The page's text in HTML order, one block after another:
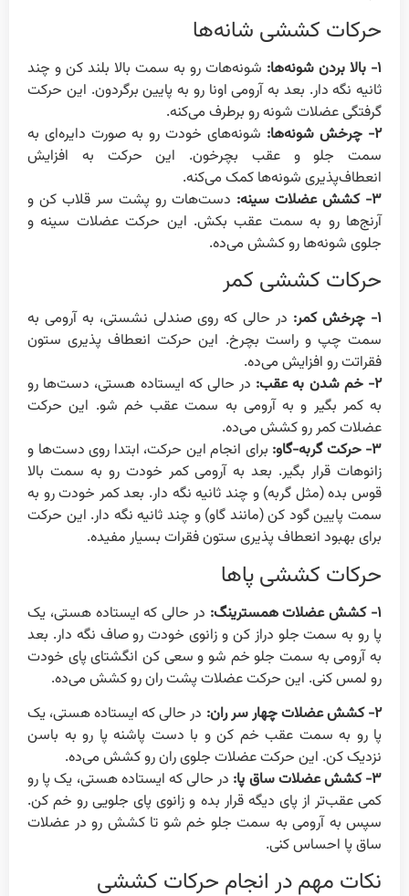
حرکات کششی شانه‌ها
۱- بالا بردن شونه‌ها: شونه‌هات رو به سمت بالا بلند کن و چند
ثانیه نگه دار. بعد به آرومی اونا رو به پایین برگردون. این حرکت
گرفتگی عضلات شونه رو برطرف می‌کنه.
۲- چرخش شونه‌ها: شونه‌های خودت رو به صورت دایره‌ای به
سمت جلو و عقب بچرخون. این حرکت به افزایش
انعطاف‌پذیری شونه‌ها کمک می‌کنه.
۳- کشش عضلات سینه:
دست‌هات رو پشت سر قلاب کن و
آرنج‌ها رو به سمت عقب بکش. این حرکت عضلات سینه و
جلوی شونه‌ها رو کشش می‌ده.
حرکات کششی کمر
۱- چرخش کمر: در حالی که روی صندلی نشستی، به آرومی به
سمت چپ و راست بچرخ. این حرکت انعطاف پذیری ستون
فقراتت رو افزایش می‌ده.
۲- خم شدن به عقب: در حالی که ایستاده هستی، دست‌ها رو
به کمر بگیر و به آرومی به سمت عقب خم شو. این حرکت
عضلات کمر رو کشش می‌ده.
۳- حرکت گربه-گاو: برای انجام این حرکت، ابتدا روی دست‌ها و
زانوهات قرار بگیر. بعد به آرومی کمر خودت رو به سمت بالا
قوس بده (مثل گربه) و چند ثانیه نگه دار. بعد کمر خودت رو به
سمت پایین گود کن (مانند گاو) و چند ثانیه نگه دار. این حرکت
برای بهبود انعطاف پذیری ستون فقرات بسیار مفیده.
حرکات کششی پاها
۱- کشش عضلات همسترینگ: در حالی که ایستاده هستی، یک
پا رو به سمت جلو دراز کن و زانوی خودت رو صاف نگه دار. بعد
به آرومی به سمت جلو خم شو و سعی کن انگشتای پای خودت
رو لمس کنی. این حرکت عضلات پشت ران رو کشش می‌ده.
۲- کشش عضلات چهار سر ران: در حالی که ایستاده هستی، یک
پا رو به سمت عقب خم کن و با دست پاشنه پا رو به باسن
نزدیک کن. این حرکت عضلات جلوی ران رو کشش می‌ده.
۳- کشش عضلات ساق پا: در حالی که ایستاده هستی، یک پا رو
کمی عقب‌تر از پای دیگه قرار بده و زانوی پای جلویی رو خم کن.
سپس به آرومی به سمت جلو خم شو تا کشش رو در عضلات
ساق پا احساس کنی.
نکات مهم در انجام حرکات کششی